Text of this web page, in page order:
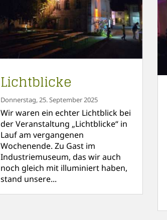
Lichtblicke
Donnerstag, 25. September 2025
Wir waren ein echter Lichtblick bei
der Veranstaltung „Lichtblicke“ in
Lauf am vergangenen
Wochenende. Zu Gast im
Industriemuseum, das wir auch
noch gleich mit illuminiert haben,
stand unsere...